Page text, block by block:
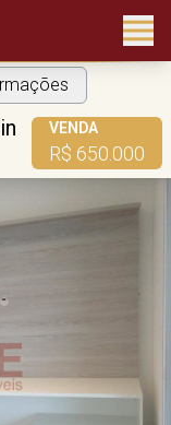
VENDA
R$ 650.000